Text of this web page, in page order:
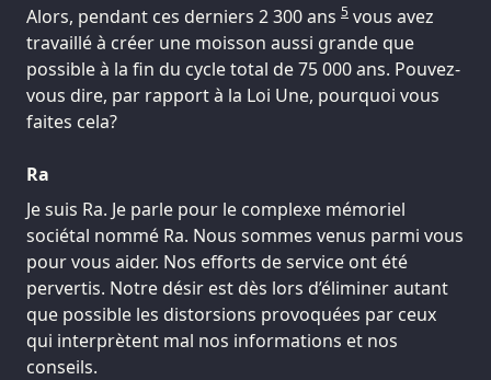
Alors, pendant ces derniers 2 300 ans 5 vous avez
travaillé à créer une moisson aussi grande que
possible à la fin du cycle total de 75 000 ans. Pouvez-
vous dire, par rapport à la Loi Une, pourquoi vous
faites cela?
Ra
Je suis Ra. Je parle pour le complexe mémoriel
sociétal nommé Ra. Nous sommes venus parmi vous
pour vous aider. Nos efforts de service ont été
pervertis. Notre désir est dès lors d’éliminer autant
que possible les distorsions provoquées par ceux
qui interprètent mal nos informations et nos
conseils.